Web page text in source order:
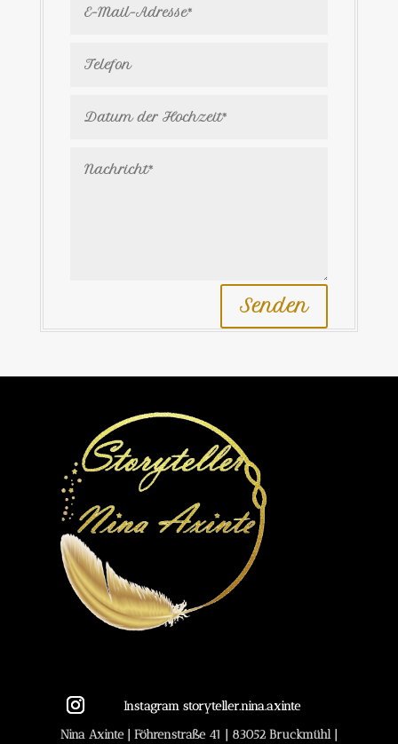
Senden
Instagram storyteller.nina.axinte
Nina Axinte | Föhrenstraße 41 | 83052 Bruckmühl |